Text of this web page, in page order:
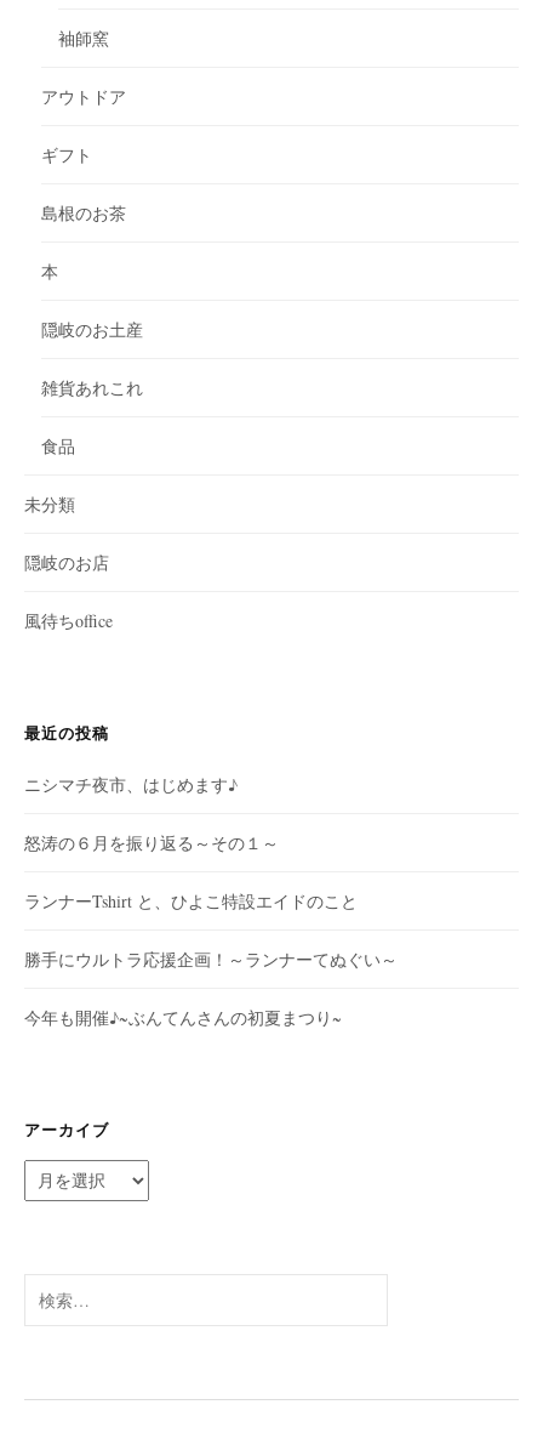
袖師窯
アウトドア
ギフト
島根のお茶
本
隠岐のお土産
雑貨あれこれ
食品
未分類
隠岐のお店
風待ちoffice
最近の投稿
ニシマチ夜市、はじめます♪
怒涛の６月を振り返る～その１～
ランナーTshirt と、ひよこ特設エイドのこと
勝手にウルトラ応援企画！～ランナーてぬぐい～
今年も開催♪~ぶんてんさんの初夏まつり~
アーカイブ
ー
ブ
索: